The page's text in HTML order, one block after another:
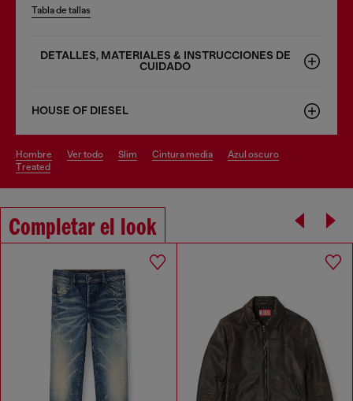
Tabla de tallas
DETALLES, MATERIALES & INSTRUCCIONES DE
CUIDADO
HOUSE OF DIESEL
hombre ver todo slim cintura media
azul oscuro
treated
Completar el look